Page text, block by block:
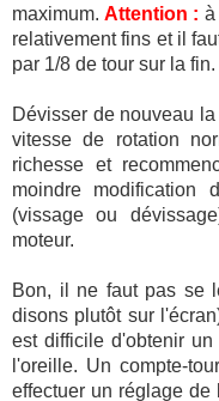
maximum.Attention : à
relativement fins et il
par 1/8 de tour sur la fin.
Dévisser de nouveau
vitesse de rotation
richesse et
moindre
(vissage ou
moteur.
Bon, il ne faut pas se
disons plutôt sur
est difficile d'obtenir
l'oreille. Un compte-
effectuer un réglage